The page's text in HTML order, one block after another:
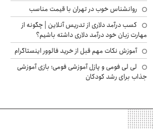
روانشناس خوب در تهران با قیمت مناسب
کسب درآمد دلاری از تدریس آنلاین | چگونه از
مهارت زبان خود درآمد دلاری داشته باشیم؟
آموزش نکات مهم قبل از خرید فالوور اینستاگرام
لی لی فومی و پازل آموزشی فومی؛ بازی آموزشی
جذاب برای رشد کودکان